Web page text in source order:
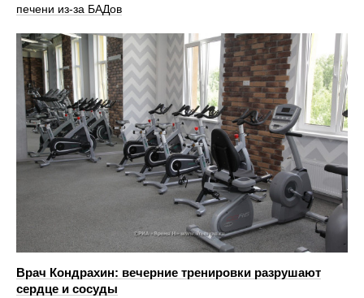
печени из-за БАДов
Врач Кондрахин: вечерние тренировки разрушают
сердце и сосуды